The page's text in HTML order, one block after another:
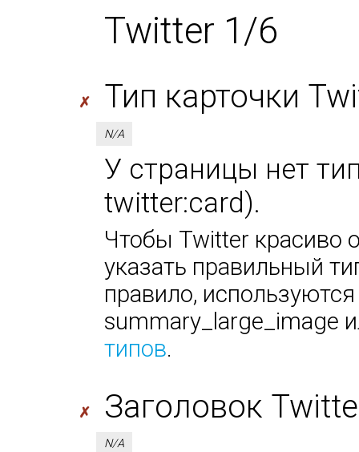
Twitter 1/6
✗ Тип карточки
N/A
У страницы нет
twitter:card).
Чтобы Twitter красиво
указать правильный
правило,
summary_large_image
типов.
✗ Заголовок
N/A